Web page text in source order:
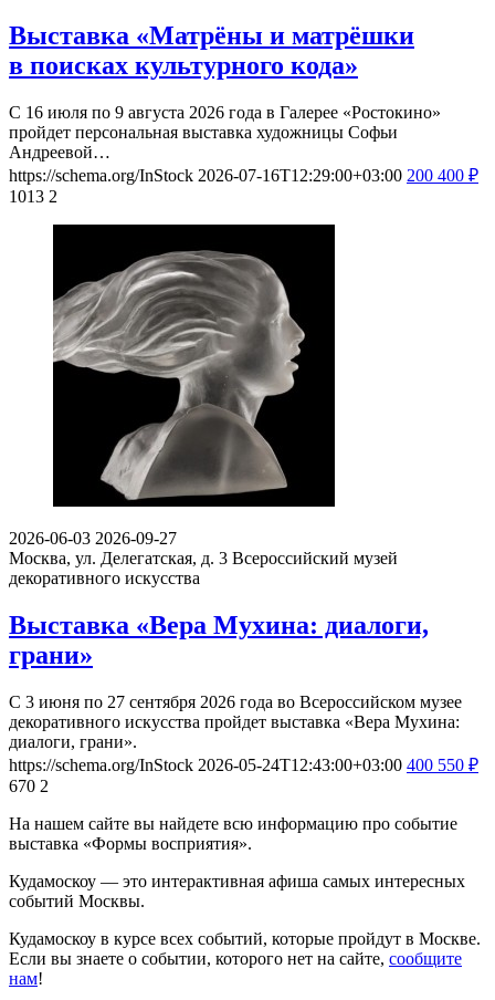
Выставка «Матрёны и матрёшки
в поисках культурного кода»
С 16 июля по 9 августа 2026 года в Галерее «Ростокино»
пройдет персональная выставка художницы Софьи
Андреевой…
https://schema.org/InStock 2026-07-16T12:29:00+03:00 200 400 ₽
1013 2
2026-06-03 2026-09-27
Москва, ул. Делегатская, д. 3 Всероссийский музей
декоративного искусства
Выставка «Вера Мухина: диалоги,
грани»
С 3 июня по 27 сентября 2026 года во Всероссийском музее
декоративного искусства пройдет выставка «Вера Мухина:
диалоги, грани».
https://schema.org/InStock 2026-05-24T12:43:00+03:00 400 550 ₽
670 2
На нашем сайте вы найдете всю информацию про событие
выставка «Формы восприятия».
Кудамоскоу — это интерактивная афиша самых интересных
событий Москвы.
Кудамоскоу в курсе всех событий, которые пройдут в Москве.
Если вы знаете о событии, которого нет на сайте, сообщите
нам!